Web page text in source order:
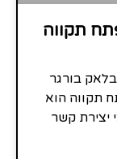
תקווה
בורגר
תקווה הוא
יצירת קשר